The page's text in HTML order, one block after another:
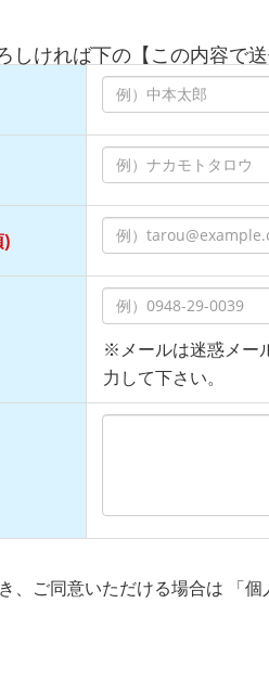
ければ下の【この内容で
※メールは迷惑メー
力して下さい。
、ご同意いただける場合は 「